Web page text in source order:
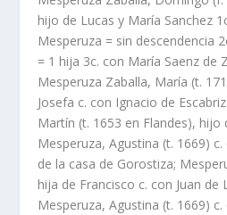
hijo de Lucas y Marí­a Sanchez
Mesperuza = sin descendencia
= 1 hija 3c. con Marí­a Saenz de
Mesperuza Zaballa, Marí­a (t.
Josefa c. con Ignacio de
Martí­n (t. 1653 en Flandes), hijo
Mesperuza, Agustina (t. 1669)
de la casa de Gorostiza;
hija de Francisco c. con Juan de
Mesperuza, Agustina (t. 1669)